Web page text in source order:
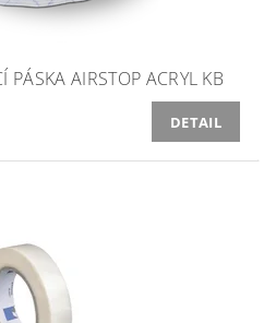
PÁSKA AIRSTOP ACRYL KB
DETAIL